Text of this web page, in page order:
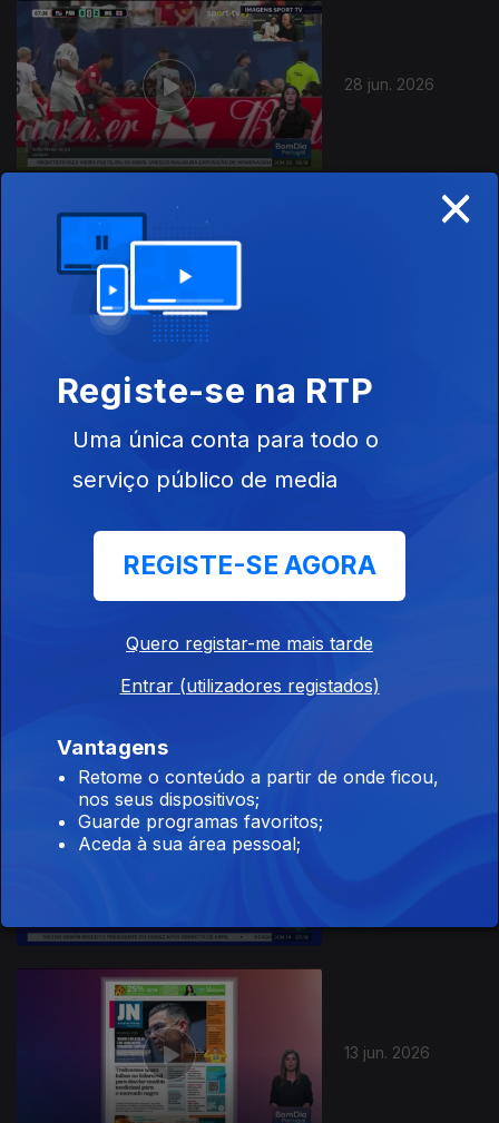
28 jun. 2026
13 jun. 2026
×
Registe-se na RTP
Uma única conta para todo o
serviço público de media
REGISTE-SE AGORA
Quero registar-me mais tarde
Entrar (utilizadores registados)
Vantagens
Retome o conteúdo a partir de onde ficou,
nos seus dispositivos;
Guarde programas favoritos;
Aceda à sua área pessoal;